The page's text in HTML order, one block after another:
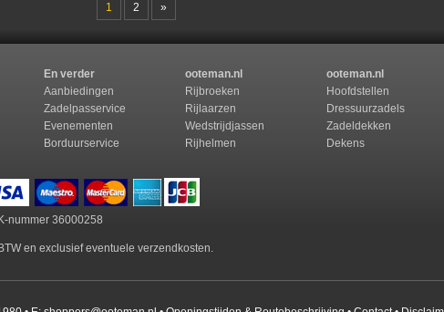
1 2 »
En verder ooteman.nl
ooteman.nl
Aanbiedingen Rijbroeken
Hoofdstellen
Zadelpasservice Rijlaarzen
Dressuurzadels
Evenementen Wedstrijdjassen
Zadeldekken
Borduurservice Rijhelmen
Dekens
nummer 36000258
en exclusief eventuele verzendkosten.